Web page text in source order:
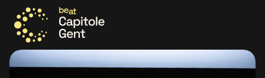
Ga naar de homepage